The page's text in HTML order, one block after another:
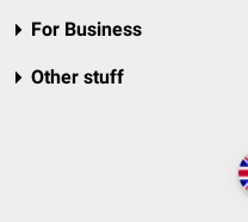
For Business
Other stuff